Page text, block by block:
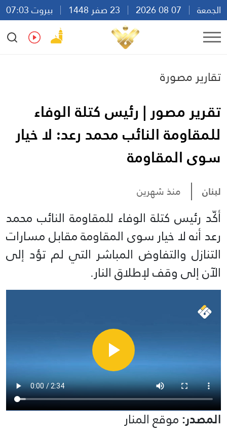
الجمعة
بيروت 07:03
Ar
En Fr Es
تقارير مصورة
تقرير مصور | رئيس كتلة الوفاء
للمقاومة النائب محمد رعد: لا خيار
سوى المقاومة
لبنان منذ شهرين
أكّد رئيس كتلة الوفاء للمقاومة النائب محمد
رعد أنه لا خيار سوى المقاومة مقابل مسارات
التنازل والتفاوض المباشر التي لم تؤد إلى
الآن إلى وقف لإطلاق النار.
المصدر:موقع المنار